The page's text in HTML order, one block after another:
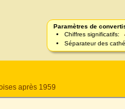
Paramètres de
Chiffres significatifs:
Séparateur des
après 1959